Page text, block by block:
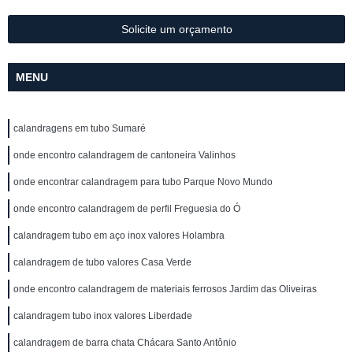
Solicite um orçamento
MENU
calandragens em tubo Sumaré
onde encontro calandragem de cantoneira Valinhos
onde encontrar calandragem para tubo Parque Novo Mundo
onde encontro calandragem de perfil Freguesia do Ó
calandragem tubo em aço inox valores Holambra
calandragem de tubo valores Casa Verde
onde encontro calandragem de materiais ferrosos Jardim das Oliveiras
calandragem tubo inox valores Liberdade
calandragem de barra chata Chácara Santo Antônio